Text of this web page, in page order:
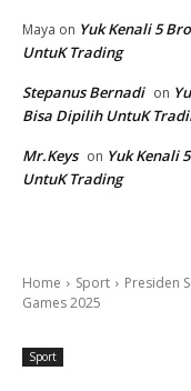
Maya on Yuk Kenali 5
UntuK Trading
Stepanus Bernadi on
Bisa Dipilih UntuK
Mr.Keys on Yuk Kenali
UntuK Trading